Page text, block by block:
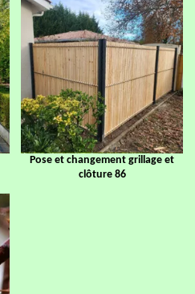
Pose et changement grillage et
clôture 86